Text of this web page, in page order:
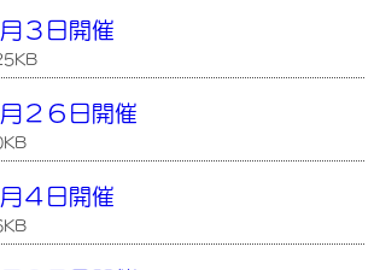
３日開催
２６日開催
４日開催